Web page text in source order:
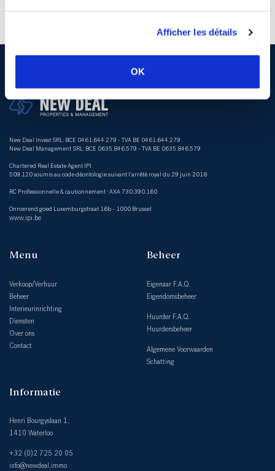
Afficher les détails
OK
New Deal Invest SRL: BCE 0461.644.279 - TVA BE 0461.644.279
New Deal Management SRL: BCE 0635.846.579 - TVA BE 0635.846.579
Chartered Real Estate Agent IPI
509.120 soumis au code déontologie suivant l’arrêté royal du 29 juin 2018
RC Professionnelle & cautionnement : AXA 730.390.160
Onroerend goed Luxemburgstraat 16b - 1000 Brussel
www.ipi.be
Menu
Verkoop/Verhuur
Beheer
Interieurinrichting
Diensten
Over ons
Contact
Beheer
Eigenaar F.A.Q.
Eigendomsbeheer
Huurder F.A.Q.
Huurdersbeheer
Algemene Voorwaarden
Schatting
Informatie
Henri Bourgyslaan 1,
1410 Waterloo
+32 (0)2 725 20 05
info@newdeal.immo